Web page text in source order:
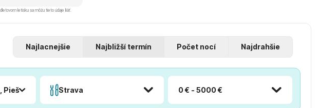
letisku sa môžu tieto údaje líšiť.
Najlacnejšie Najbližší termín Počet nocí Najdrahšie
Piešťany, PopradStrava 0 € - 5000 €